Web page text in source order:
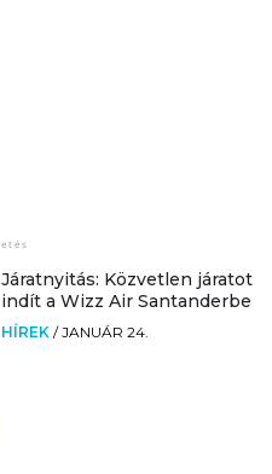
Járatnyitás: Közvetlen járatot
indít a Wizz Air Santanderbe
HÍREK /JANUÁR 24.